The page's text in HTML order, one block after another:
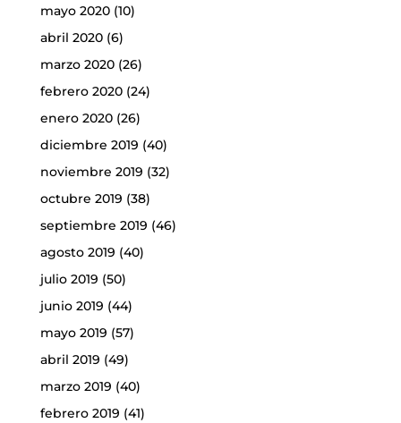
mayo 2020(10)
abril 2020(6)
marzo 2020(26)
febrero 2020(24)
enero 2020(26)
diciembre 2019 (40)
noviembre 2019 (32)
octubre 2019 (38)
septiembre 2019 (46)
agosto 2019 (40)
julio 2019 (50)
junio 2019 (44)
mayo 2019 (57)
abril 2019 (49)
marzo 2019 (40)
febrero 2019 (41)